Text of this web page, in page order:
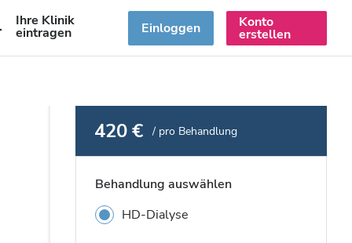
Ihre Klinik
eintragen Einloggen Konto
erstellen
420 € / pro Behandlung
Behandlung auswählen
HD-Dialyse